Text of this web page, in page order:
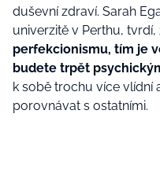
duševní zdraví. Sarah
univerzitě v Perthu, tvrdí,
perfekcionismu, tím je
budete trpět
k sobě trochu více vlídní
porovnávat s ostatními.